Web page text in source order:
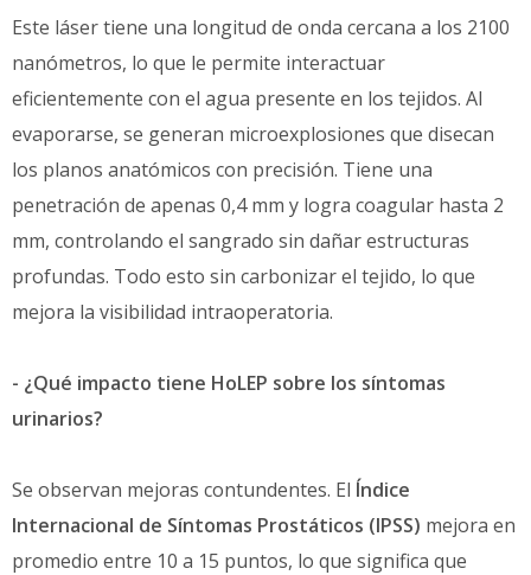
Este láser tiene una longitud de onda cercana a los 2100
nanómetros, lo que le permite interactuar
eficientemente con el agua presente en los tejidos. Al
evaporarse, se generan microexplosiones que disecan
los planos anatómicos con precisión. Tiene una
penetración de apenas 0,4 mm y logra coagular hasta 2
mm, controlando el sangrado sin dañar estructuras
profundas. Todo esto sin carbonizar el tejido, lo que
mejora la visibilidad intraoperatoria.
- ¿Qué impacto tiene HoLEP sobre los síntomas
urinarios?
Se observan mejoras contundentes. El Índice
Internacional de Síntomas Prostáticos (IPSS) mejora en
promedio entre 10 a 15 puntos, lo que significa que